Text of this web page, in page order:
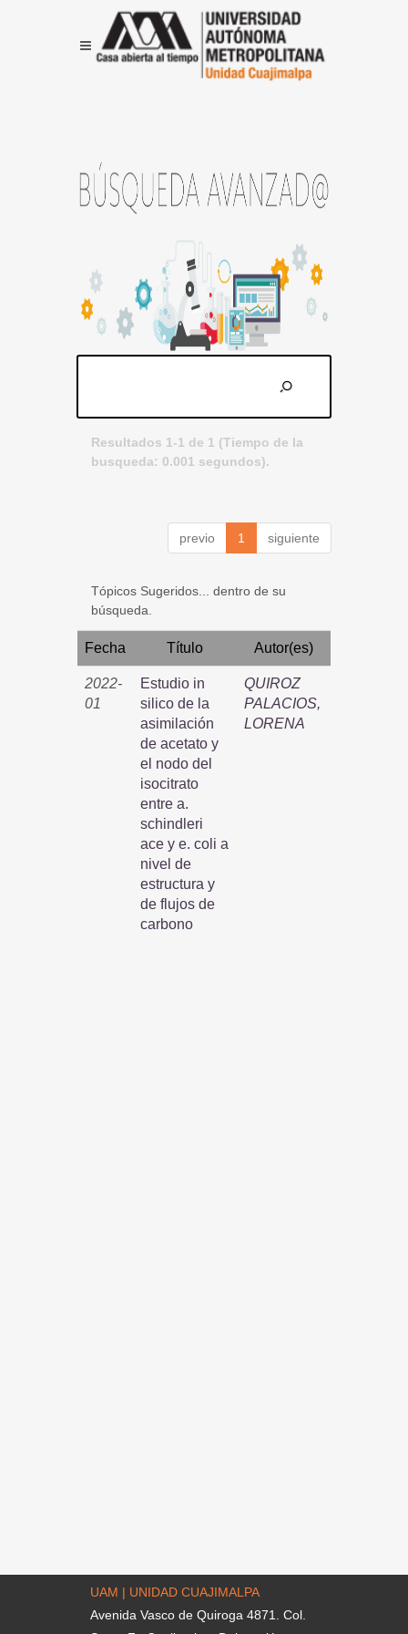
Resultados 1-1 de 1 (Tiempo de la
busqueda: 0.001 segundos).
previo 1 siguiente
Tópicos Sugeridos... dentro de su
búsqueda.
Fecha Título Autor(es)
2022-
01
Estudio in
silico de la
asimilación
de acetato y
el nodo del
isocitrato
entre a.
schindleri
ace y e. coli a
nivel de
estructura y
de flujos de
carbono
QUIROZ
PALACIOS,
LORENA
UAM | UNIDAD CUAJIMALPA
Avenida Vasco de Quiroga 4871. Col.